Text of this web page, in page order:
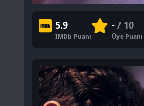
5.9
IMDb Puanı
-/ 10
Üye Puanı